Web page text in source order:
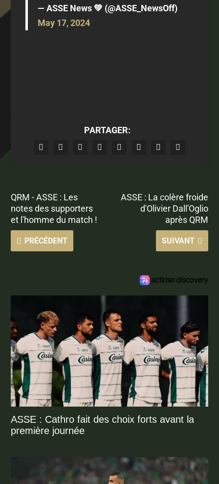
— ASSE News 💚 (@ASSE_NewsOff)
May 17, 2024
PARTAGER:
QRM - ASSE : Les
notes des supporters
et l'homme du match !
PRÉCÉDENT
ASSE : La colère froide
d'Olivier Dall'Oglio
après QRM
SUIVANT
ASSE : Cathro fait des choix forts avant la
première journée